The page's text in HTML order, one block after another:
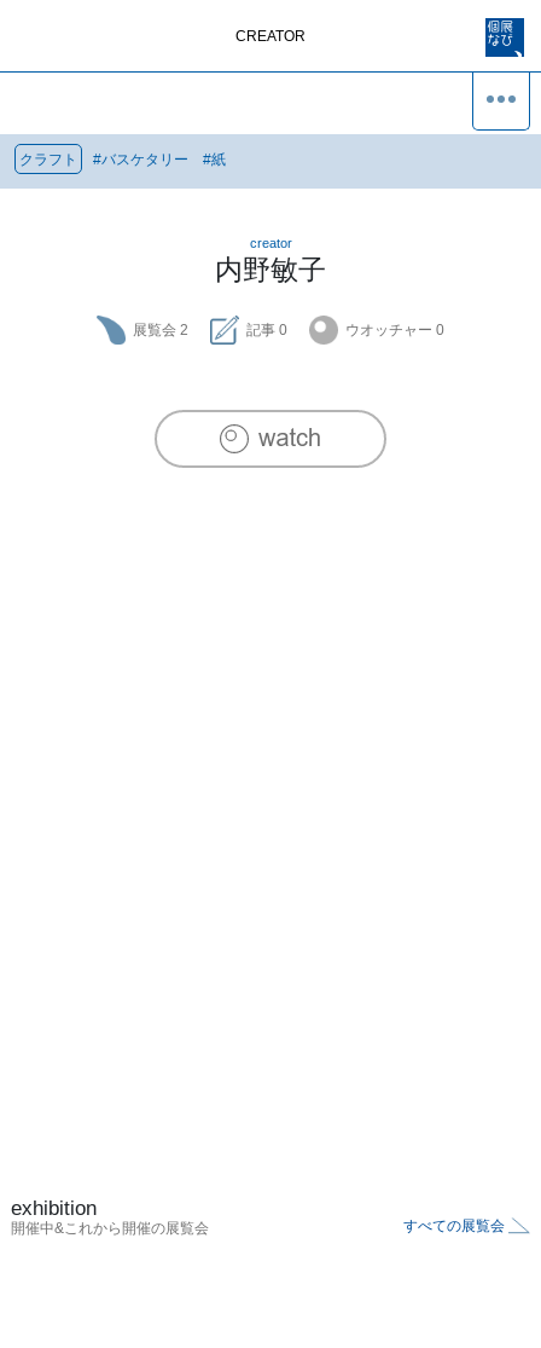
CREATOR
クラフト #バスケタリー #紙
creator
内野敏子
展覧会 2 記事 0 ウオッチャー 0
exhibition
開催中&これから開催の展覧会 すべての展覧会